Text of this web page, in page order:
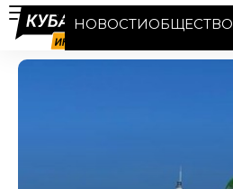
НОВОСТИОБЩЕСТВО